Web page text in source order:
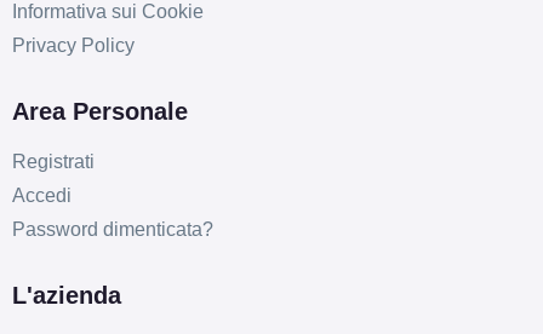
D
Informativa sui Cookie
Privacy Policy
Area Personale
Registrati
Accedi
Password dimenticata?
L'azienda